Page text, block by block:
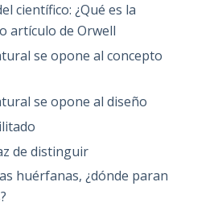
científico: ¿Qué es la
artículo de Orwell
se opone al concepto
se opone al diseño
de distinguir
huérfanas, ¿dónde paran